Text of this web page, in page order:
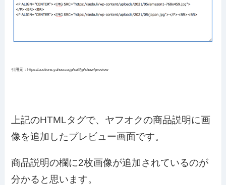
引用元：https://auctions.yahoo.co.jp/sell/jp/show/preview
上記のHTMLタグで、ヤフオクの商品説明に画
像を追加したプレビュー画面です。
商品説明の欄に2枚画像が追加されているのが
分かると思います。